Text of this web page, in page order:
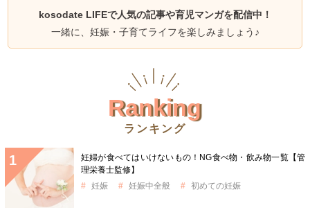
kosodate LIFEで人気の記事や育児マンガを配信中！
一緒に、妊娠・子育てライフを楽しみましょう♪
Ranking
ランキング
妊婦が食べてはいけないもの！NG食べ物・飲み物一覧【管
理栄養士監修】
妊娠
妊娠中全般 初めての妊娠